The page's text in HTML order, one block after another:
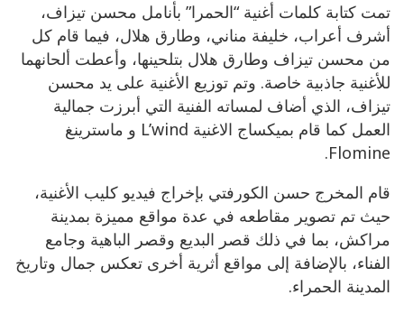
تمت كتابة كلمات أغنية “الحمرا” بأنامل محسن تيزاف،
أشرف أعراب، خليفة مناني، وطارق هلال، فيما قام كل
من محسن تيزاف وطارق هلال بتلحينها، وأعطت ألحانهما
للأغنية جاذبية خاصة. وتم توزيع الأغنية على يد محسن
تيزاف، الذي أضاف لمساته الفنية التي أبرزت جمالية
العمل كما قام بميكساج الاغنية L’wind و ماسترينغ
Flomine.
قام المخرج حسن الكورفتي بإخراج فيديو كليب الأغنية،
حيث تم تصوير مقاطعه في عدة مواقع مميزة بمدينة
مراكش، بما في ذلك قصر البديع وقصر الباهية وجامع
الفناء، بالإضافة إلى مواقع أثرية أخرى تعكس جمال وتاريخ
المدينة الحمراء.